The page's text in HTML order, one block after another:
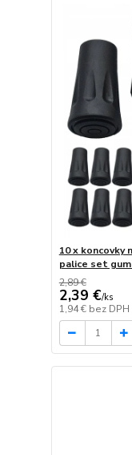
10 x koncovky
palice set
2,89 €
2,39 €/ks
1,94 € bez DPH